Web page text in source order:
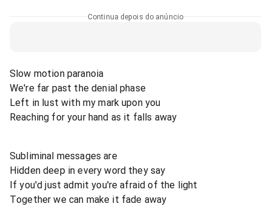
Continua depois do anúncio
Slow motion paranoia
We're far past the denial phase
Left in lust with my mark upon you
Reaching for your hand as it falls away
Subliminal messages are
Hidden deep in every word they say
If you'd just admit you're afraid of the light
Together we can make it fade away